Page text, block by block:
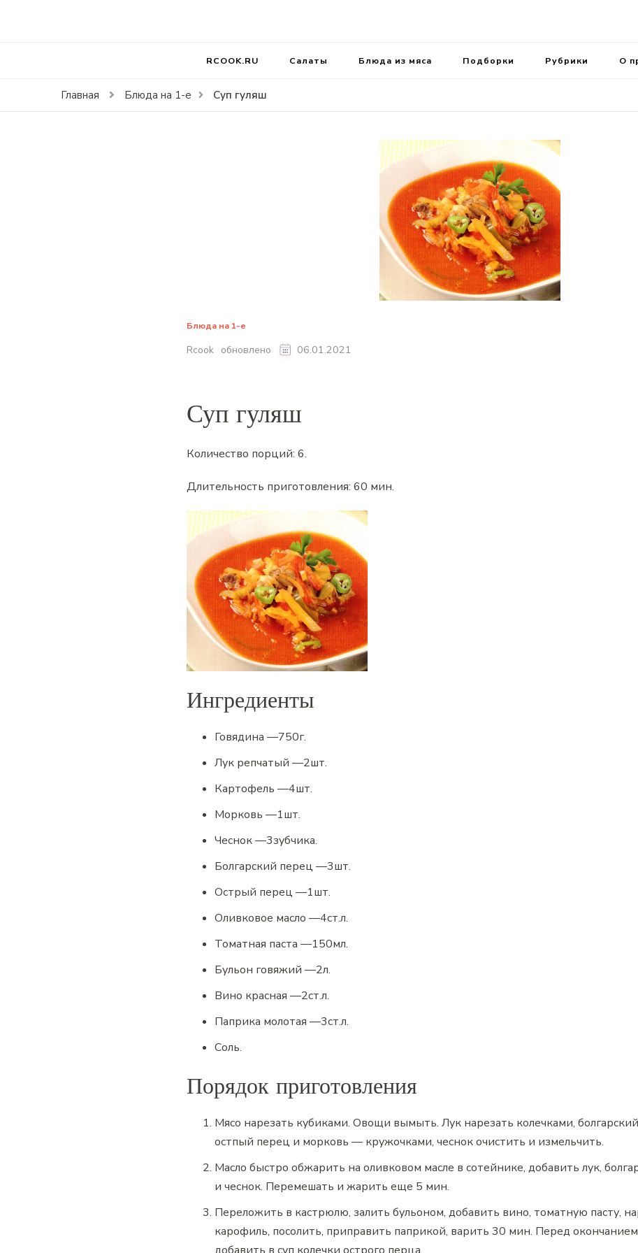
RCOOK.RU Салаты Блюда из мяса Подборки Рубрики О
Главная Блюда на 1-е Суп гуляш
Блюда на 1-е
Rcook обновлено 06.01.2021
Суп гуляш
Количество порций: 6.
Длительность приготовления: 60 мин.
Ингредиенты
Говядина —750г.
Лук репчатый —2шт.
Картофель —4шт.
Морковь —1шт.
Чеснок—3зубчика.
Болгарский перец —3шт.
Острый перец —1шт.
Оливковое масло —4ст.л.
Томатная паста —150мл.
Бульон говяжий —2л.
Вино красная —2ст.л.
Паприка молотая —3ст.л.
Соль.
Порядок приготовления
Мясо нарезать кубиками. Овощи вымыть. Лук нарезать колечками,
остпый перец и морковь — кружочками, чеснок очистить и измельчить.
Масло быстро обжарить на оливковом масле в сотейнике, добавить лук,
и чеснок. Перемешать и жарить еще 5 мин.
Переложить в кастрюлю, залить бульоном, добавить вино, томатную пасту,
карофиль, посолить, приправить паприкой, варить 30 мин. Перед